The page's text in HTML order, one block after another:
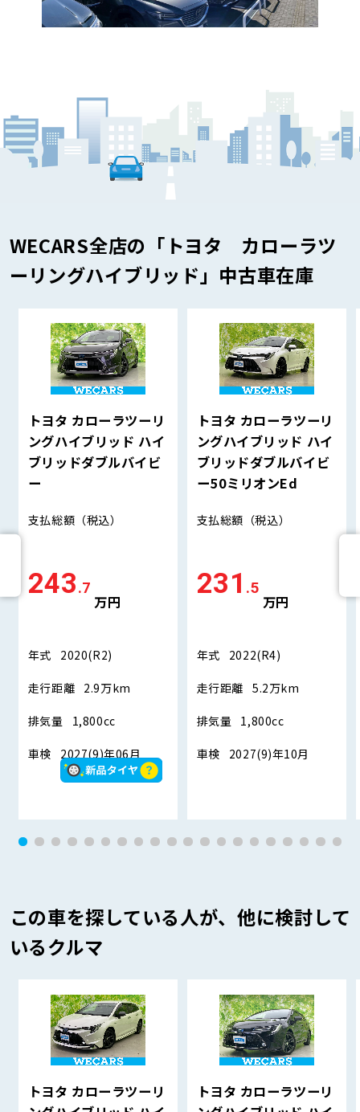
WECARS全店の「トヨタ カローラツ
ーリングハイブリッド」中古車在庫
トヨタ カローラツーリ
ングハイブリッド ハイ
ブリッドダブルバイビ
ー
支払総額 （税込）
243.7
万円
年式 2020(R2)
走行距離 2.9万km
排気量 1,800cc
車検 2027(9)年06月
トヨタ カローラツーリ
ングハイブリッド ハイ
ブリッドダブルバイビ
ー50ミリオンEd
支払総額 （税込）
231 .5
万円
年式 2022(R4)
走行距離 5.2万km
排気量 1,800cc
車検 2027(9)年10月
この車を探している人が、他に検討して
いるクルマ
トヨタ カローラツーリ
トヨタ カローラツーリ